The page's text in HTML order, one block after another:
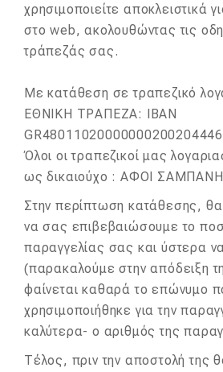
χρησιμοποιείτε αποκλειστικά
στο web, ακολουθώντας τις
τράπεζάς σας.
Με κατάθεση σε τραπεζικό
ΕΘΝΙΚΗ ΤΡΑΠΕΖΑ: ΙΒΑΝ
Όλοι οι τραπεζικοί μας
ως δικαιούχο : ΑΦΟΙ
Στην περίπτωση κατάθεσης,
να σας επιβεβαιώσουμε το
παραγγελίας σας και ύστερα
(παρακαλούμε στην απόδειξη
φαίνεται καθαρά το επώνυμο
χρησιμοποιήθηκε για την
καλύτερα- o αριθμός της
Τέλος, πριν την αποστολή της